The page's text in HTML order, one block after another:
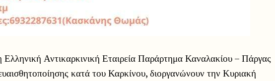
Αντικαρκινική Εταιρεία Παράρτημα Καναλακίου – Πάργας
κατά του Καρκίνου, διοργανώνουν την Κυριακή